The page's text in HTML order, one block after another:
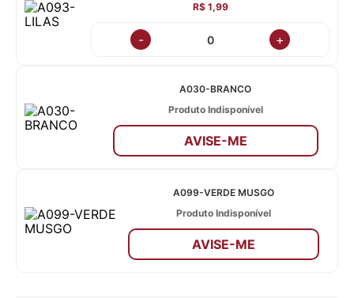
R$ 1,99
- +
A030-BRANCO
Produto Indisponível
AVISE-ME
A099-VERDE MUSGO
Produto Indisponível
AVISE-ME